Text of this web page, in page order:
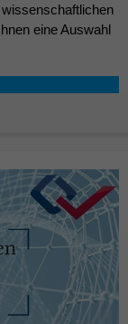
eine Auswahl